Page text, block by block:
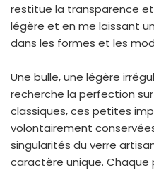
restitue la transparence
légère et en me laissant
dans les formes et les
Une bulle, une légère
recherche la perfection
classiques, ces petites
volontairement
singularités du verre
caractère unique.